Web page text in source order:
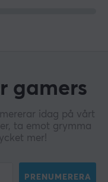
gamers
idag på vårt
ta emot grymma
mer!
PRENUMERERA